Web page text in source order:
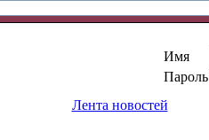
Имя
Пароль
Лента новостей